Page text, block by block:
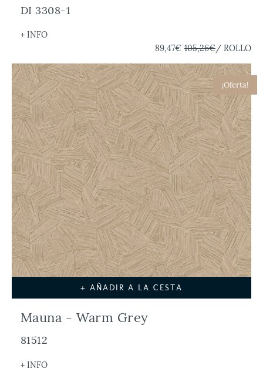
DI 3308-1
+ INFO
89,47€ 105,26€/ ROLLO
¡Oferta!
+ AÑADIR A LA CESTA
Mauna - Warm Grey
81512
+ INFO